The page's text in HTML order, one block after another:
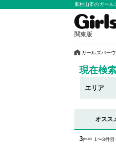
東村山市のガール
関東版
ガールズバー
現在検
エリア
オスス
3件中 1〜3件目